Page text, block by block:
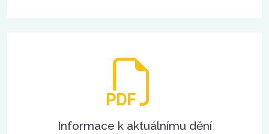
Informace k aktuálnímu dění